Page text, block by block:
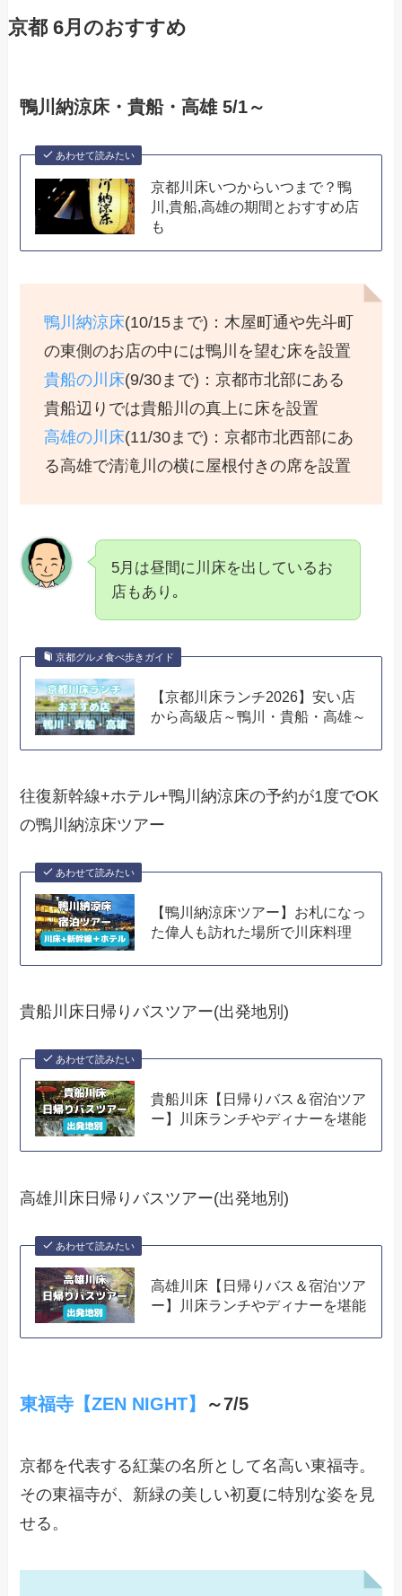
京都 6月のおすすめ
鴨川納涼床・貴船・高雄 5/1～
あわせて読みたい
京都川床いつからいつまで？鴨
川,貴船,高雄の期間とおすすめ店
も
鴨川納涼床(10/15まで)：木屋町通や先斗町
の東側のお店の中には鴨川を望む床を設置
貴船の川床(9/30まで)：京都市北部にある
貴船辺りでは貴船川の真上に床を設置
高雄の川床(11/30まで)：京都市北西部にあ
る高雄で清滝川の横に屋根付きの席を設置
5月は昼間に川床を出しているお
店もあり｡
京都グルメ食べ歩きガイド
【京都川床ランチ2026】安い店
から高級店～鴨川・貴船・高雄～
往復新幹線+ホテル+鴨川納涼床の予約が1度でOK
の鴨川納涼床ツアー
あわせて読みたい
【鴨川納涼床ツアー】お札になっ
た偉人も訪れた場所で川床料理
貴船川床日帰りバスツアー(出発地別)
あわせて読みたい
貴船川床【日帰りバス＆宿泊ツア
ー】川床ランチやディナーを堪能
高雄川床日帰りバスツアー(出発地別)
あわせて読みたい
高雄川床【日帰りバス＆宿泊ツア
ー】川床ランチやディナーを堪能
東福寺【ZEN NIGHT】 ～7/5
京都を代表する紅葉の名所として名高い東福寺。
その東福寺が、新緑の美しい初夏に特別な姿を見
せる。